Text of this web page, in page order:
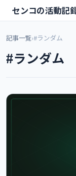
センコの活動記
記事一覧›#ランダム
#ランダム